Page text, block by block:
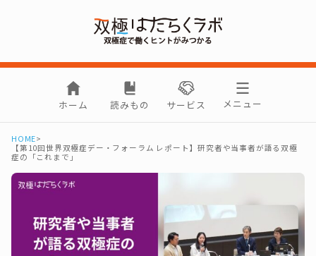
ホーム 読みもの サービス メニュー
HOME>
【第10回世界双極症デー・フォーラム レポート】研究者や当事者が語る双極
症の「これまで」